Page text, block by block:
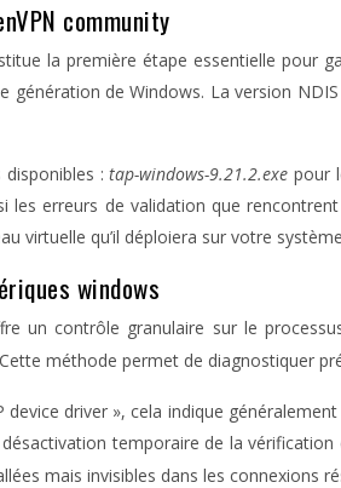
community
la première étape essentielle
de Windows. La version
disponibles :tap-windows-9.21.2.exepour
les erreurs de validation que
virtuelle qu’il déploiera sur votre
windows
un contrôle granulaire sur le
méthode permet de diagnostiquer
device driver », cela indique
temporaire de la vérification
mais invisibles dans les connexions